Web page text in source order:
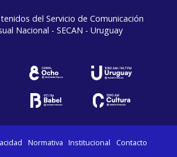
del Servicio de Comunicación
Nacional - SECAN - Uruguay
Normativa Institucional Contacto